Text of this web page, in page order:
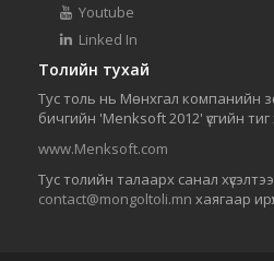
Youtube
Linked In
Толийн тухай
Тус толь нь Мөнхгал компанийн
бичгийн 'Menksoft 2012' үсгийн
www.Menksoft.com
Тус толийн талаарх санал хүсэлтээ
contact@mongoltoli.mn хаягаар